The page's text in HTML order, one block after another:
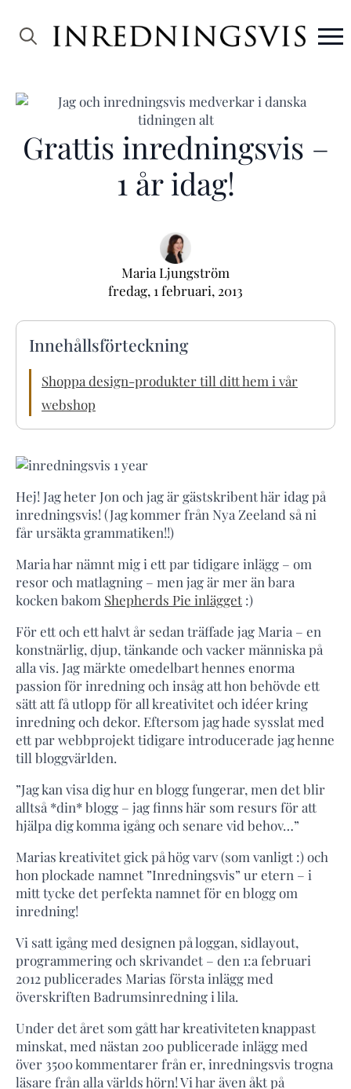
Grattis inredningsvis –
1 år idag!
Maria Ljungström
fredag, 1 februari, 2013
Innehållsförteckning
Shoppa design-produkter till ditt hem i vår
webshop
Hej! Jag heter Jon och jag är gästskribent här idag på
inredningsvis! (Jag kommer från Nya Zeeland så ni
får ursäkta grammatiken!!)
Maria har nämnt mig i ett par tidigare inlägg – om
resor och matlagning – men jag är mer än bara
kocken bakom Shepherds Pie inlägget :)
För ett och ett halvt år sedan träffade jag Maria – en
konstnärlig, djup, tänkande och vacker människa på
alla vis. Jag märkte omedelbart hennes enorma
passion för inredning och insåg att hon behövde ett
sätt att få utlopp för all kreativitet och idéer kring
inredning och dekor. Eftersom jag hade sysslat med
ett par webbprojekt tidigare introducerade jag henne
till bloggvärlden.
”Jag kan visa dig hur en blogg fungerar, men det blir
alltså *din* blogg – jag finns här som resurs för att
hjälpa dig komma igång och senare vid behov…”
Marias kreativitet gick på hög varv (som vanligt :) och
hon plockade namnet ”Inredningsvis” ur etern – i
mitt tycke det perfekta namnet för en blogg om
inredning!
Vi satt igång med designen på loggan, sidlayout,
programmering och skrivandet – den 1:a februari
2012 publicerades Marias första inlägg med
överskriften Badrumsinredning i lila.
Under det året som gått har kreativiteten knappast
minskat, med nästan 200 publicerade inlägg med
över 3500 kommentarer från er, inredningsvis trogna
läsare från alla världs hörn! Vi har även åkt på